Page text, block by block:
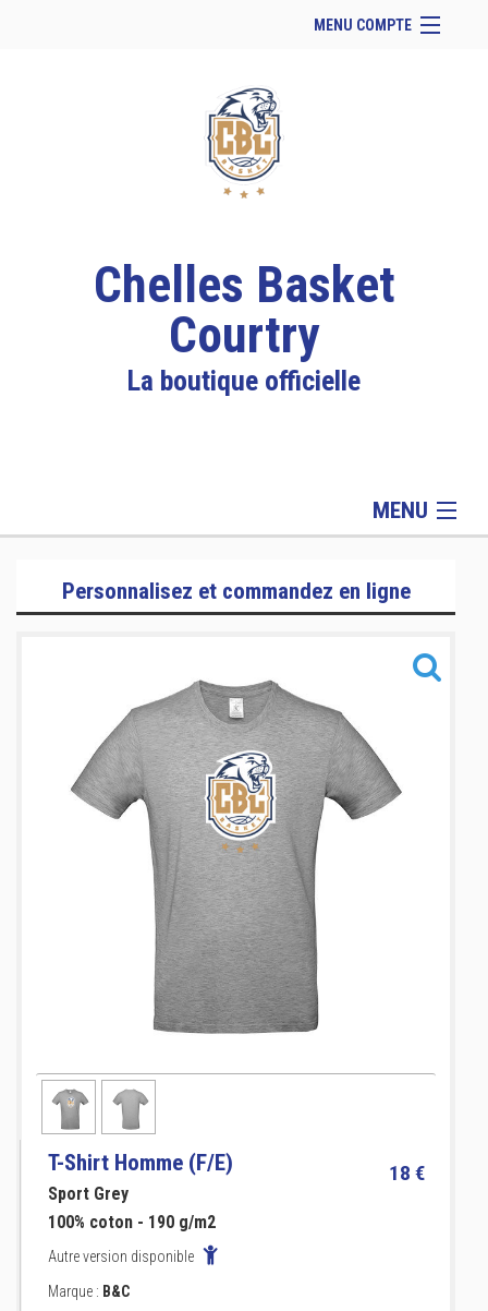
MENU COMPTE
Site Web du club
Facebook
Se connecter
Panier (vide
Chelles Basket
Courtry
La boutique officielle
MENU
Rentrée
Griffes
Lifestyle
Accessoires
Informations
Personnalisez et commandez en ligne
T-Shirt Homme (F/E) 18 €
Sport Grey
100% coton - 190 g/m2
Autre version disponible
Marque : B&C